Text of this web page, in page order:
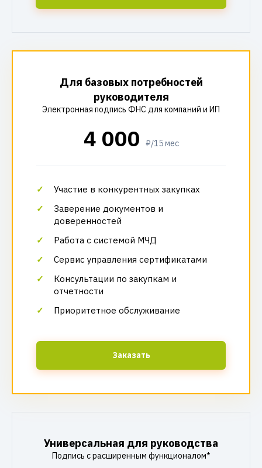
Для базовых потребностей
руководителя
Электронная подпись ФНС для компаний и ИП
4 000 ₽/15 мес
Участие в конкурентных закупках
Заверение документов и
доверенностей
Работа с системой МЧД
Сервис управления сертификатами
Консультации по закупкам и
отчетности
Приоритетное обслуживание
Заказать
Универсальная для руководства
Подпись с расширенным функционалом*